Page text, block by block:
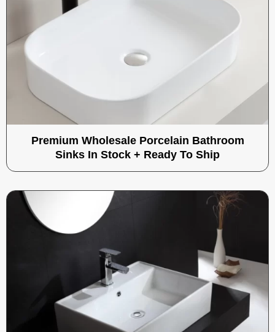
Premium Wholesale Porcelain Bathroom
Sinks In Stock + Ready To Ship